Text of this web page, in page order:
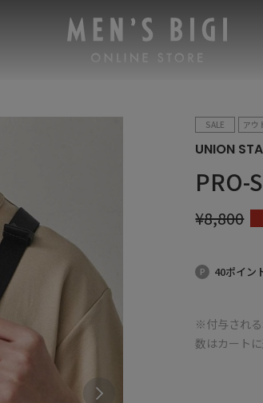
SALE アウ
UNION
PRO-
¥8,800
40ポイン
※付与される
数はカート